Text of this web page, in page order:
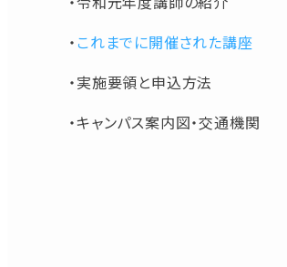
・ これまでに開催された講座
・実施要領と申込方法
・キャンパス案内図・交通機関